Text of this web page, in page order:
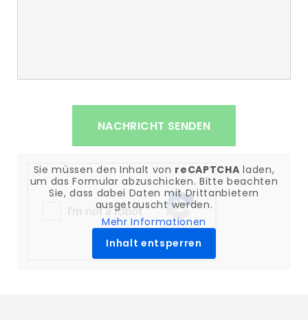
Sie müssen den Inhalt von reCAPTCHA laden,
um das Formular abzuschicken. Bitte beachten
Sie, dass dabei Daten mit Drittanbietern
ausgetauscht werden.
Mehr Informationen
Inhalt entsperren